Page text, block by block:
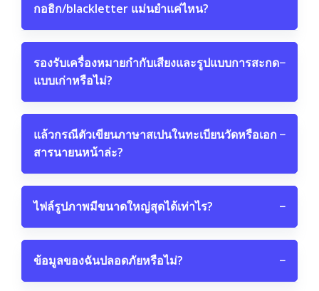
กอธิก/blackletter แม่นยำแค่ไหน?
รองรับเครื่องหมายกำกับเสียงและรูปแบบการสะกด
แบบเก่าหรือไม่?
−
แล้วกรณีตัวเขียนภาษาสเปนในทะเบียนวัดหรือเอก
สารนายนหน้าล่ะ?
−
ไฟล์รูปภาพมีขนาดใหญ่สุดได้เท่าไร? −
ข้อมูลของฉันปลอดภัยหรือไม่? −